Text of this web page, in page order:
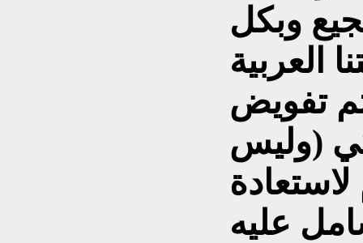
1991 بتشجيع وبكل
تفويض
(وليس
لاستعادة
عليه